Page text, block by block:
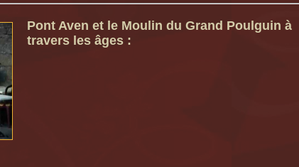
Pont Aven et le Moulin du Grand Poulguin à
travers les âges :